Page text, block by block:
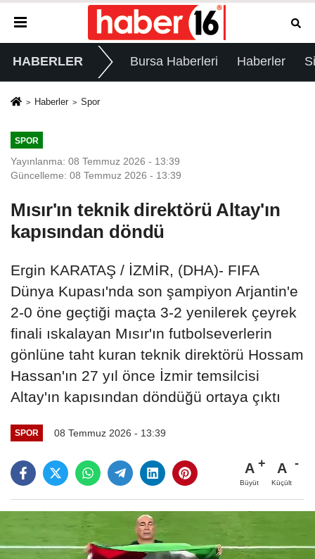
HABERLER Bursa Haberleri Haberler
Haberler Spor
SPOR
Yayınlanma: 08 Temmuz 2026 - 13:39
Güncelleme: 08 Temmuz 2026 - 13:39
Mısır'ın teknik direktörü Altay'ın
kapısından döndü
Ergin KARATAŞ / İZMİR, (DHA)- FIFA
Dünya Kupası'nda son şampiyon Arjantin'e
2-0 öne geçtiği maçta 3-2 yenilerek çeyrek
finali ıskalayan Mısır'ın futbolseverlerin
gönlüne taht kuran teknik direktörü Hossam
Hassan'ın 27 yıl önce İzmir temsilcisi
Altay'ın kapısından döndüğü ortaya çıktı
SPOR 08 Temmuz 2026 - 13:39
A
Büyüt
A
Küçült